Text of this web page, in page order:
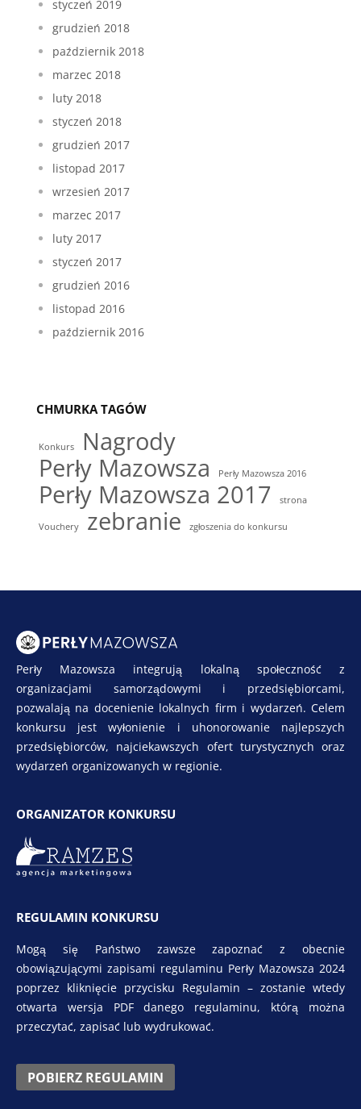
styczeń 2019
grudzień 2018
październik 2018
marzec 2018
luty 2018
styczeń 2018
grudzień 2017
listopad 2017
wrzesień 2017
marzec 2017
luty 2017
styczeń 2017
grudzień 2016
listopad 2016
październik 2016
CHMURKA TAGÓW
Konkurs
Nagrody
Perły Mazowsza
Perły Mazowsza 2016
Perły Mazowsza 2017 strona
Vouchery zebranie zgłoszenia do konkursu
Perły Mazowsza integrują lokalną społeczność z
organizacjami samorządowymi i przedsiębiorcami,
pozwalają na docenienie lokalnych firm i wydarzeń. Celem
konkursu jest wyłonienie i uhonorowanie najlepszych
przedsiębiorców, najciekawszych ofert turystycznych oraz
wydarzeń organizowanych w regionie.
ORGANIZATOR KONKURSU
REGULAMIN KONKURSU
Mogą się Państwo zawsze zapoznać z obecnie
obowiązującymi zapisami regulaminu Perły Mazowsza 2024
poprzez kliknięcie przycisku Regulamin – zostanie wtedy
otwarta wersja PDF danego regulaminu, którą można
przeczytać, zapisać lub wydrukować.
POBIERZ REGULAMIN